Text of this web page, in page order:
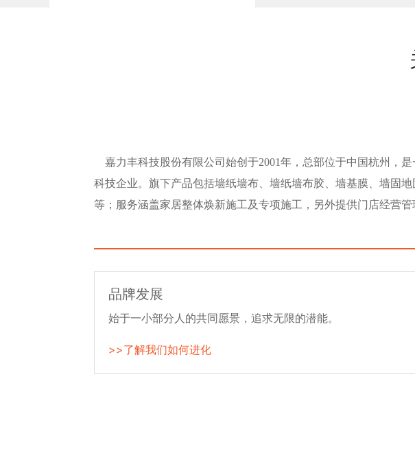
嘉力丰科技股份有限公司始创于2001年，总部位于中国杭州，是
科技企业。旗下产品包括墙纸墙布、墙纸墙布胶、 墙基膜、 墙固地
等 ；服务涵盖家居整体焕新施工及专项施工，另外提供门 店经营管
品牌发展
始于一小部分人的共同愿景，追求无限的潜能。
>>了解我们如何进化